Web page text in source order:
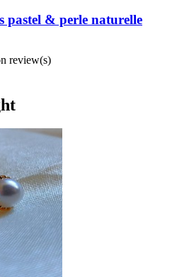
pastel & perle naturelle
review(s)